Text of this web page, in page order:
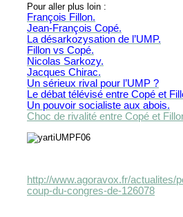
Pour aller plus loin :
François Fillon.
Jean-François Copé.
La désarkozysation de l’UMP.
Fillon vs Copé.
Nicolas Sarkozy.
Jacques Chirac.
Un sérieux rival pour l’UMP ?
Le débat télévisé entre Copé et
Un pouvoir socialiste aux abois.
Choc de rivalité entre Copé et
http://www.agoravox.fr/actualites/
coup-du-congres-de-126078